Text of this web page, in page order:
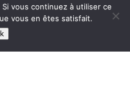
vous continuez à utiliser ce
vous en êtes satisfait.